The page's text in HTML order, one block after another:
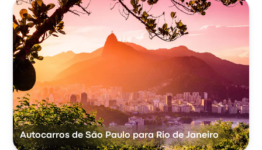
Autocarros de São Paulo para Rio de Janeiro